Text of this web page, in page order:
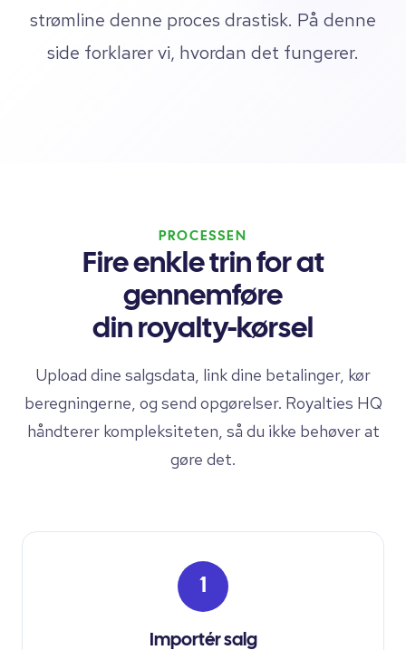
strømline denne proces drastisk. På denne
side forklarer vi, hvordan det fungerer.
PROCESSEN
Fire enkle trin for at
gennemføre
din royalty-kørsel
Upload dine salgsdata, link dine betalinger, kør
beregningerne, og send opgørelser. Royalties HQ
håndterer kompleksiteten, så du ikke behøver at
gøre det.
1
Importér salg